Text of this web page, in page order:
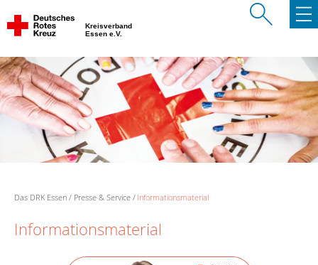
Kreisverband
Essen e.V.
Das DRK Essen Presse & Service Informationsmaterial
Informationsmaterial